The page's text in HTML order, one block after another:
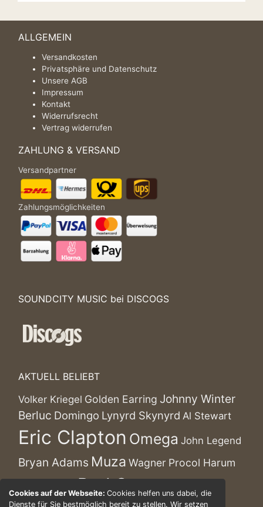
Cookies auf der Webseite:Cookies helfen uns dabei, die
Dienste für Sie bestmöglich bereit zu stellen. Wir setzen
ALLGEMEIN
Versandkosten
Privatsphäre und Datenschutz
Unsere AGB
Impressum
Kontakt
Widerrufsrecht
Vertrag widerrufen
ZAHLUNG & VERSAND
Versandpartner
Zahlungsmöglichkeiten
SOUNDCITY MUSIC bei DISCOGS
AKTUELL BELIEBT
Volker Kriegel Golden Earring Johnny Winter
Berluc Domingo Lynyrd Skynyrd Al Stewart
Eric Clapton Omega John Legend
Bryan Adams Muza Wagner Procol Harum
Angelo Kelly Rod Stewart Bangles